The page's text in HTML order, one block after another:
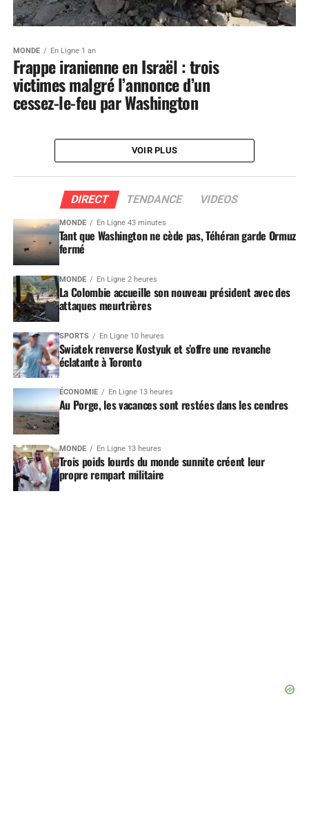
MONDE En Ligne 1 an
Frappe iranienne en Israël : trois
victimes malgré l’annonce d’un
cessez-le-feu par Washington
VOIR PLUS
DIRECT TENDANCE VIDEOS
MONDE En Ligne 43 minutes
Tant que Washington ne cède pas, Téhéran garde Ormuz
fermé
MONDE En Ligne 2 heures
La Colombie accueille son nouveau président avec des
attaques meurtrières
SPORTS En Ligne 10 heures
Swiatek renverse Kostyuk et s’offre une revanche
éclatante à Toronto
ÉCONOMIE En Ligne 13 heures
Au Porge, les vacances sont restées dans les cendres
MONDE En Ligne 13 heures
Trois poids lourds du monde sunnite créent leur
propre rempart militaire